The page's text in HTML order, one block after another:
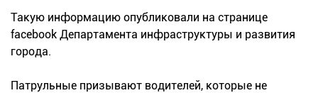
Такую информацию опубликовали на странице
facebook Департамента инфраструктуры и развития
города.
Патрульные призывают водителей, которые не